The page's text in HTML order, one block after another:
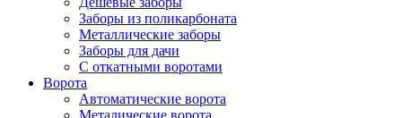
Заборы из поликарбоната
Металлические заборы
Заборы для дачи
С откатными воротами
Ворота
Автоматические ворота
Металические ворота